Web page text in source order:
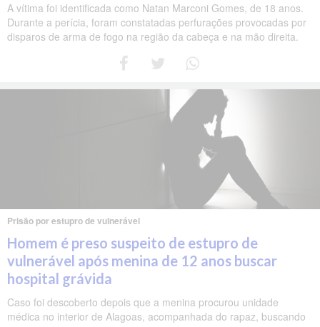
A vítima foi identificada como Natan Marconi Gomes, de 18 anos.
Durante a perícia, foram constatadas perfurações provocadas por
disparos de arma de fogo na região da cabeça e na mão direita.
Prisão por estupro de vulnerável
Homem é preso suspeito de estupro de
vulnerável após menina de 12 anos buscar
hospital grávida
Caso foi descoberto depois que a menina procurou unidade
médica no interior de Alagoas, acompanhada do rapaz, buscando